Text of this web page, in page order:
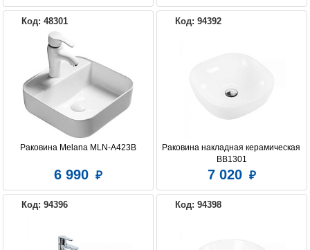
Код: 48301
Раковина Melana MLN-A423B
6 990
Код: 94392
Раковина накладная керамическая
BB1301
7 020
Код: 94396 Код: 94398